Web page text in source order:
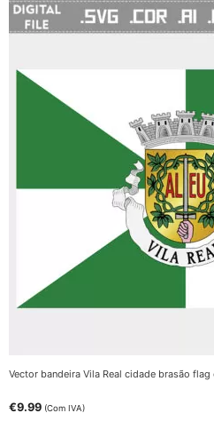
Vector bandeira Vila Real cidade brasão
€9.99 (Com IVA)